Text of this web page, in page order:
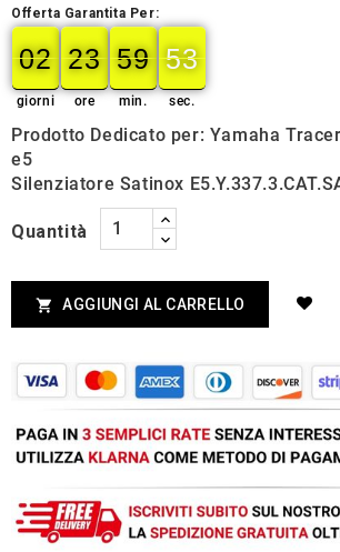
Offerta Garantita Per:
02
02
00
giorni
23
23
00
ore
59
59
00
min.
52
52
53
sec.
Prodotto Dedicato per: Yamaha
e5
Silenziatore Satinox
Quantità
 AGGIUNGI AL CARRELLO